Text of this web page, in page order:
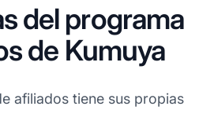
del programa
de Kumuya
afiliados tiene sus propias